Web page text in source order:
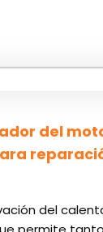
del
del